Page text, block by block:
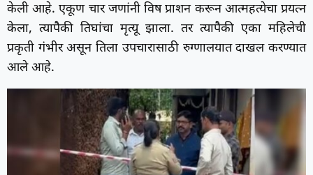
केली आहे. एकूण चार जणांनी विष प्राशन करून आत्महत्येचा प्रयत्न
केला, त्यापैकी तिघांचा मृत्यू झाला. तर त्यापैकी एका महिलेची
प्रकृती गंभीर असून तिला उपचारासाठी रुग्णालयात दाखल करण्यात
आले आहे.